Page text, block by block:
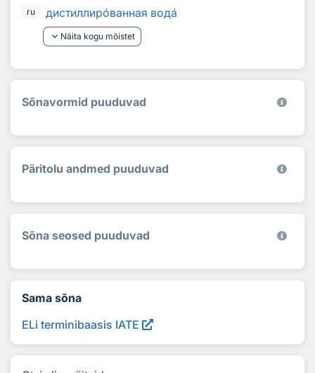
ru дистиллированная вода
keyboard_arrow_down Näita kogu mõistet
Sõnavormid puuduvad
Päritolu andmed puuduvad
Sõna seosed puuduvad
Sama sõna
ELi terminibaasis IATE